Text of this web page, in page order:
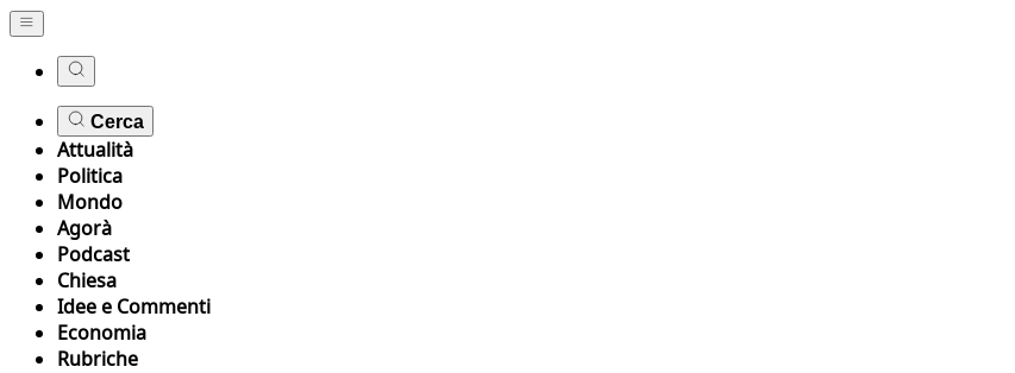
Cerca
Attualità
Politica
Mondo
Agorà
Podcast
Chiesa
Idee e Commenti
Economia
Rubriche